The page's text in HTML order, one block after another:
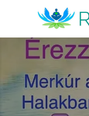
main
content